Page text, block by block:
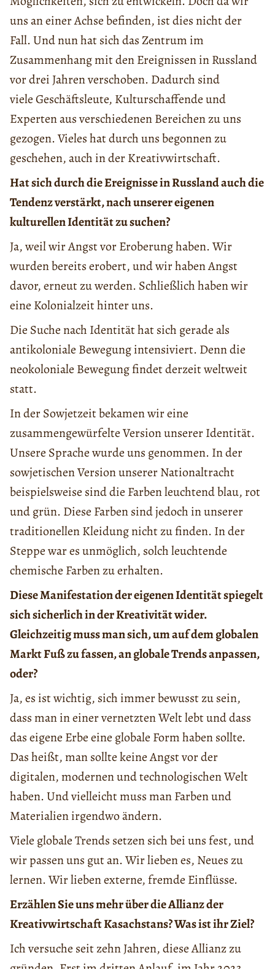
uns an einer Achse befinden, ist dies nicht der
Fall. Und nun hat sich das Zentrum im
Zusammenhang mit den Ereignissen in Russland
vor drei Jahren verschoben. Dadurch sind
viele Geschäftsleute, Kulturschaffende und
Experten aus verschiedenen Bereichen zu uns
gezogen. Vieles hat durch uns begonnen zu
geschehen, auch in der Kreativwirtschaft.
Hat sich durch die Ereignisse in Russland auch die
Tendenz verstärkt, nach unserer eigenen
kulturellen Identität zu suchen?
Ja, weil wir Angst vor Eroberung haben. Wir
wurden bereits erobert, und wir haben Angst
davor, erneut zu werden. Schließlich haben wir
eine Kolonialzeit hinter uns.
Die Suche nach Identität hat sich gerade als
antikoloniale Bewegung intensiviert. Denn die
neokoloniale Bewegung findet derzeit weltweit
statt.
In der Sowjetzeit bekamen wir eine
zusammengewürfelte Version unserer Identität.
Unsere Sprache wurde uns genommen. In der
sowjetischen Version unserer Nationaltracht
beispielsweise sind die Farben leuchtend blau, rot
und grün. Diese Farben sind jedoch in unserer
traditionellen Kleidung nicht zu finden. In der
Steppe war es unmöglich, solch leuchtende
chemische Farben zu erhalten.
Diese Manifestation der eigenen Identität spiegelt
sich sicherlich in der Kreativität wider.
Gleichzeitig muss man sich, um auf dem globalen
Markt Fuß zu fassen, an globale Trends anpassen,
oder?
Ja, es ist wichtig, sich immer bewusst zu sein,
dass man in einer vernetzten Welt lebt und dass
das eigene Erbe eine globale Form haben sollte.
Das heißt, man sollte keine Angst vor der
digitalen, modernen und technologischen Welt
haben. Und vielleicht muss man Farben und
Materialien irgendwo ändern.
Viele globale Trends setzen sich bei uns fest, und
wir passen uns gut an. Wir lieben es, Neues zu
lernen. Wir lieben externe, fremde Einflüsse.
Erzählen Sie uns mehr über die Allianz der
Kreativwirtschaft Kasachstans? Was ist ihr Ziel?
Ich versuche seit zehn Jahren, diese Allianz zu